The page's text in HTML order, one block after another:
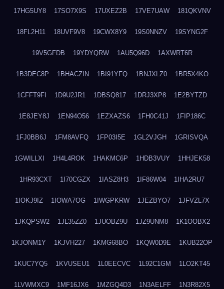
17HG5UY8 17SO7X9S 17UXEZ2B 17VE7UAW 181QKVNV
18FL2H11 18UVF9V8 19CWX8Y9 19S0NNZV 19SYNG2F
19V5GFDB 19YDYQRW 1AU5Q96D 1AXWRT6R
1B3DEC8P 1BHACZIN 1BI91YFQ 1BNJXLZ0 1BR5X4KO
1CFFT9FI 1D9U2JR1 1DBSQ817 1DRJ3XP8 1E2BYTZD
1E8JEY8J 1EN94O56 1EZXAZS6 1FH0C41J 1FIP186C
1FJ0BB6J 1FM8AVFQ 1FP03I5E 1GL2VJGH 1GRISVQA
1GWILLXI 1H4L4ROK 1HAKMC6P 1HDB3VUY 1HHJEK58
1HR93CXT 1I70CGZX 1IASZ8H3 1IF86W04 1IHA2RU7
1IOKJ9IZ 1IOWA7OG 1IWGPKRW 1JEZBYO7 1JFVZL7X
1JKQPSW2 1JL35ZZ0 1JUOBZ9U 1JZ9UNM8 1K1OOBX2
1KJONM1Y 1KJVH227 1KMG68BO 1KQW0D9E 1KUB22OP
1KUC7YQ5 1KVUSEU1 1L0EECVC 1L92C1GM 1LO2KT45
1LVWMXC9 1MF16JX6 1MZGQ4D3 1N3AELFF 1N3R82X5